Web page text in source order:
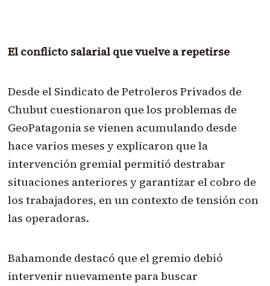
El conflicto salarial que vuelve a repetirse
Desde el Sindicato de Petroleros Privados de
Chubut cuestionaron que los problemas de
GeoPatagonia se vienen acumulando desde
hace varios meses y explicaron que la
intervención gremial permitió destrabar
situaciones anteriores y garantizar el cobro de
los trabajadores, en un contexto de tensión con
las operadoras.
Bahamonde destacó que el gremio debió
intervenir nuevamente para buscar